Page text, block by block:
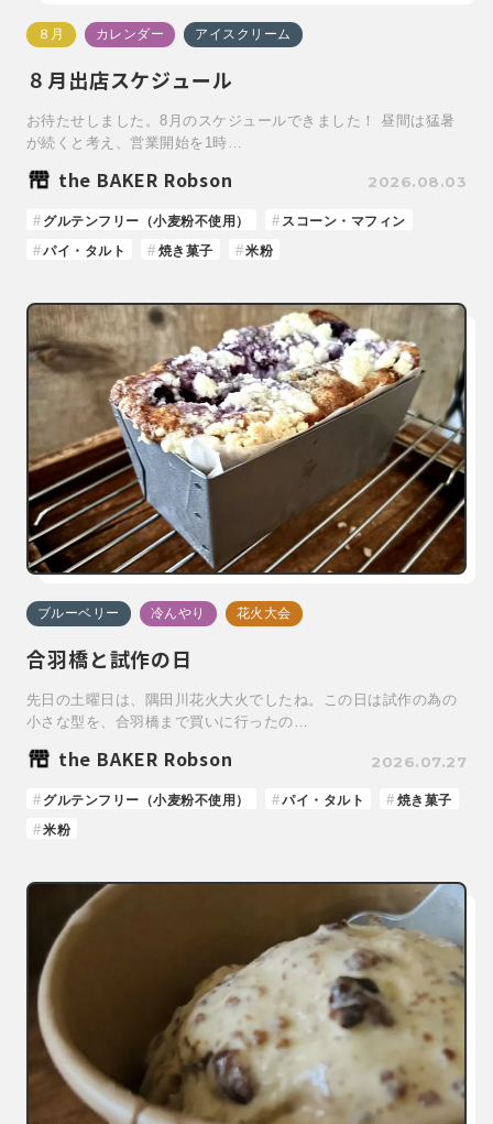
８月 カレンダー アイスクリーム
８月出店スケジュール
お待たせしました。8月のスケジュールできました！ 昼間は猛暑
が続くと考え、営業開始を1時…
the BAKER Robson 2026.08.03
グルテンフリー（小麦粉不使用）
スコーン・マフィン
パイ・タルト
焼き菓子 米粉
ブルーベリー 冷んやり 花火大会
合羽橋と試作の日
先日の土曜日は、隅田川花火大火でしたね。この日は試作の為の
小さな型を、合羽橋まで買いに行ったの…
the BAKER Robson 2026.07.27
グルテンフリー（小麦粉不使用） パイ・タルト
焼き菓子
米粉